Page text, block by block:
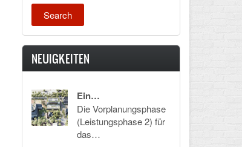
NEUIGKEITEN
Ein…
Die Vorplanungsphase
(Leistungsphase 2) für
das…